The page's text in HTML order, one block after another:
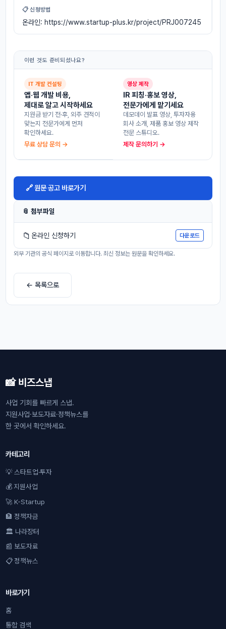
📋 신청방법
온라인: https://www.startup-plus.kr/project/PRJ007245
이런 것도 준비되셨나요?
IT 개발 컨설팅
앱·웹 개발 비용,
제대로 알고 시작하세요
지원금 받기 전·후, 외주 견적이
맞는지 전문가에게 먼저
확인하세요.
무료 상담 문의 →
영상 제작
IR 피칭·홍보 영상,
전문가에게 맡기세요
데모데이 발표 영상, 투자자용
회사 소개, 제품 홍보 영상 제작
전문 스튜디오.
제작 문의하기 →
🔗 원문 공고 바로가기
📎 첨부파일
📁 온라인 신청하기 다운로드
외부 기관의 공식 페이지로 이동합니다. 최신 정보는 원문을 확인하세요.
← 목록으로
📸 비즈스냅
사업 기회를 빠르게 스냅.
지원사업·보도자료·정책뉴스를
한 곳에서 확인하세요.
카테고리
💡 스타트업·투자
💰 지원사업
🚀 K-Startup
🏦 정책자금
🏛 나라장터
📰 보도자료
📋 정책뉴스
바로가기
홈
통합 검색